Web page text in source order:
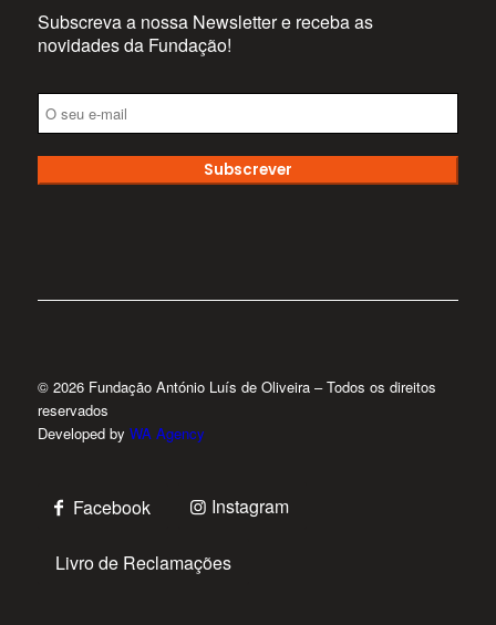
Subscreva a nossa Newsletter e receba as
novidades da Fundação!
Subscrever
© 2026 Fundação António Luís de Oliveira – Todos os direitos
reservados
Developed by WA Agency
Facebook Instagram
Livro de Reclamações